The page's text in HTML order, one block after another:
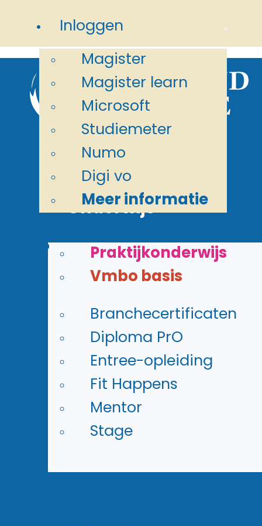
Ga naar hoofdinhoud
Inloggen
Magister
Magister learn
Microsoft
Studiemeter
Numo
Digi vo
Meer informatie
Onderwijs
Praktijkonderwijs
Vmbo basis
Branchecertificaten
Diploma PrO
Entree-opleiding
Fit Happens
Mentor
Stage
Voor doeners:
praktijkonderwijs
Meer informatie
Voor praktische denkers:
onderbouw vmbo basis
Meer informatie